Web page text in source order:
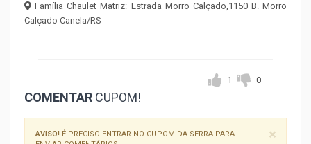
Família Chaulet Matriz: Estrada Morro Calçado,1150 B. Morro
Calçado Canela/RS
1 0
COMENTAR CUPOM!
×
AVISO! É PRECISO ENTRAR NO CUPOM DA SERRA PARA